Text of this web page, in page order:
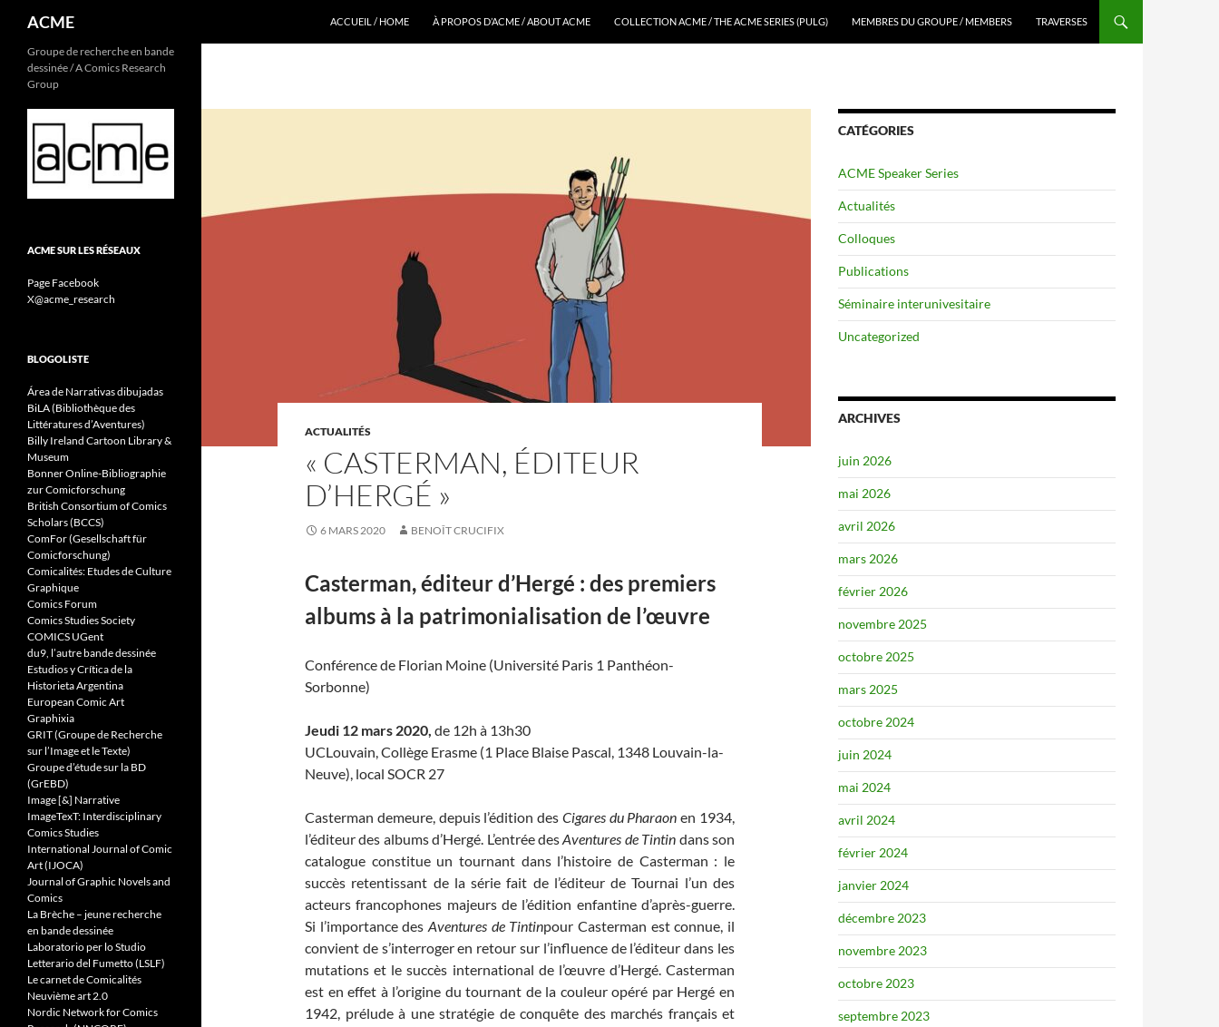
Aller
ACME ACCUEIL / HOME À PROPOS D’ACME / ABOUT ACME COLLECTION ACME / THE ACME SERIES (PULG) MEMBRES DU GROUPE / MEMBERS TRAVERSES
ACTUALITÉS
« CASTERMAN, ÉDITEUR
D’HERGÉ »
6 MARS 2020 BENOÎT CRUCIFIX
Casterman, éditeur d’Hergé : des premiers
albums à la patrimonialisation de l’œuvre
Conférence de Florian Moine (Université Paris 1 Panthéon-
Sorbonne)
Jeudi 12 mars 2020, de 12h à 13h30
UCLouvain, Collège Erasme (1 Place Blaise Pascal, 1348 Louvain-la-
Neuve), local SOCR 27
Casterman demeure, depuis l’édition des Cigares du Pharaonen 1934,
l’éditeur des albums d’Hergé. L’entrée desAventures de Tintin dans son
catalogue constitue un tournant dans l’histoire de Casterman : le
succès retentissant de la série fait de l’éditeur de Tournai l’un des
acteurs francophones majeurs de l’édition enfantine d’après-guerre.
Si l’importance des Aventures de Tintinpour Casterman est connue, il
convient de s’interroger en retour sur l’influence de l’éditeur dans les
mutations et le succès international de l’œuvre d’Hergé. Casterman
est en effet à l’origine du tournant de la couleur opéré par Hergé en
1942, prélude à une stratégie de conquête des marchés français et
CATÉGORIES
ACME Speaker Series
Actualités
Colloques
Publications
Séminaire interunivesitaire
Uncategorized
ARCHIVES
juin 2026
mai 2026
avril 2026
mars 2026
février 2026
novembre 2025
octobre 2025
mars 2025
octobre 2024
juin 2024
mai 2024
avril 2024
février 2024
janvier 2024
décembre 2023
novembre 2023
octobre 2023
septembre 2023
Groupe de recherche en bande
dessinée / A Comics Research
Group
ACME SUR LES RÉSEAUX
Page Facebook
X@acme_research
BLOGOLISTE
Área de Narrativas dibujadas
BiLA (Bibliothèque des
Littératures d’Aventures)
Billy Ireland Cartoon Library &
Museum
Bonner Online-Bibliographie
zur Comicforschung
British Consortium of Comics
Scholars (BCCS)
ComFor (Gesellschaft für
Comicforschung)
Comicalités: Etudes de Culture
Graphique
Comics Forum
Comics Studies Society
COMICS UGent
du9, l’autre bande dessinée
Estudios y Crítica de la
Historieta Argentina
European Comic Art
Graphixia
GRIT (Groupe de Recherche
sur l’Image et le Texte)
Groupe d’étude sur la BD
(GrEBD)
Image [&] Narrative
ImageTexT: Interdisciplinary
Comics Studies
International Journal of Comic
Art (IJOCA)
Journal of Graphic Novels and
Comics
La Brèche – jeune recherche
en bande dessinée
Laboratorio per lo Studio
Letterario del Fumetto (LSLF)
Le carnet de Comicalités
Neuvième art 2.0
Nordic Network for Comics